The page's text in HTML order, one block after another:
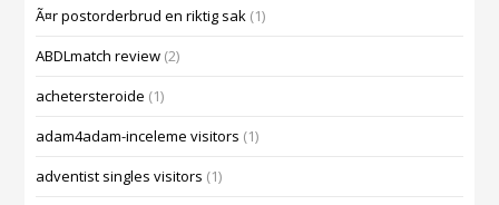
Ã¤r postorderbrud en riktig sak (1)
ABDLmatch review (2)
achetersteroide (1)
adam4adam-inceleme visitors (1)
adventist singles visitors (1)